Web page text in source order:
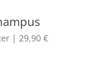
| 29,90 €